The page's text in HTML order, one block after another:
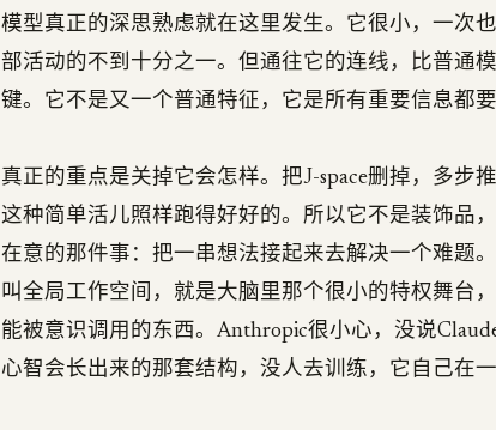
模型真正的深思熟虑就在这里发生。它很小，一次
部活动的不到十分之一。但通往它的连线，比普通
键。它不是又一个普通特征，它是所有重要信息都要
真正的重点是关掉它会怎样。把J-space删掉，多步
这种简单活儿照样跑得好好的。所以它不是装饰品
在意的那件事：把一串想法接起来去解决一个难题
叫全局工作空间，就是大脑里那个很小的特权舞台
能被意识调用的东西。Anthropic很小心，没说
心智会长出来的那套结构，没人去训练，它自己在